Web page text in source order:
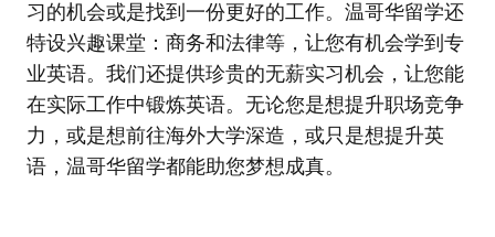
习的机会或是找到一份更好的工作。温哥华留学还
特设兴趣课堂：商务和法律等，让您有机会学到专
业英语。我们还提供珍贵的无薪实习机会，让您能
在实际工作中锻炼英语。无论您是想提升职场竞争
力，或是想前往海外大学深造，或只是想提升英
语，温哥华留学都能助您梦想成真。